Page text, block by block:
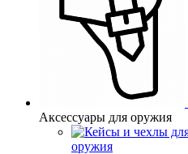
Аксессуары для оружия
оружия